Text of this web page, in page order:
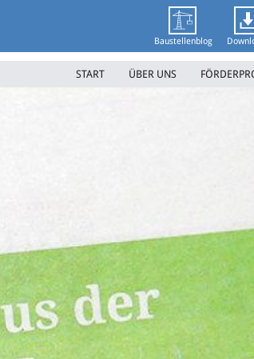
Baustellenblog
START ÜBER UNS